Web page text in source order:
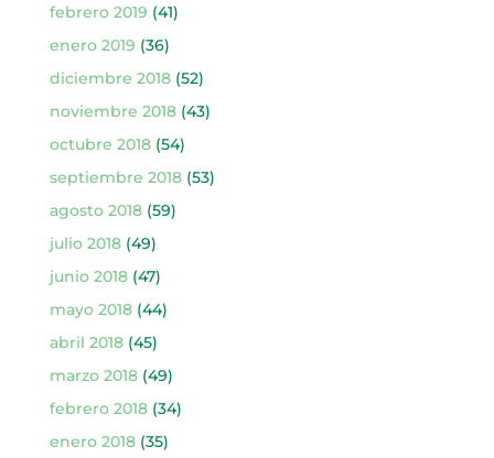
febrero 2019 (41)
enero 2019 (36)
diciembre 2018(52)
noviembre 2018(43)
octubre 2018(54)
septiembre 2018(53)
agosto 2018(59)
julio 2018(49)
junio 2018(47)
mayo 2018(44)
abril 2018(45)
marzo 2018(49)
febrero 2018(34)
enero 2018(35)